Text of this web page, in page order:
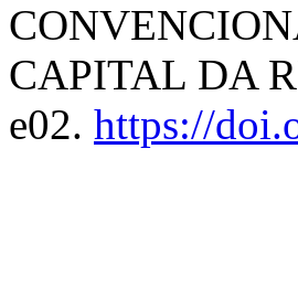
CAPITAL DA
e02. https://